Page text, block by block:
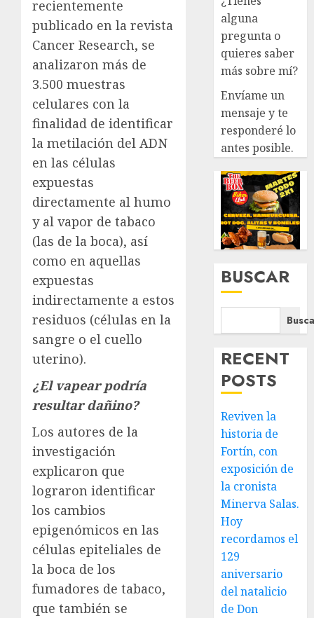
recientemente
publicado en la revista
Cancer Research, se
analizaron más de
3.500 muestras
celulares con la
finalidad de identificar
la metilación del ADN
en las células
expuestas
directamente al humo
y al vapor de tabaco
(las de la boca), así
como en aquellas
expuestas
indirectamente a estos
residuos (células en la
sangre o el cuello
uterino).
¿El vapear podría
resultar dañino?
Los autores de la
investigación
explicaron que
lograron identificar
los cambios
epigenómicos en las
células epiteliales de
la boca de los
fumadores de tabaco,
que también se
alguna
pregunta o
quieres saber
más sobre mí?
Envíame un
mensaje y te
responderé lo
antes posible.
BUSCAR
RECENT
POSTS
Reviven la
historia de
Fortín, con
exposición de
la cronista
Minerva Salas.
Hoy
recordamos el
129
aniversario
del natalicio
de Don